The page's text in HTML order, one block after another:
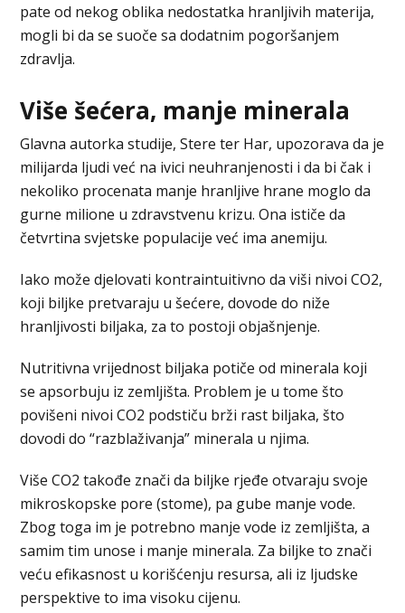
pate od nekog oblika nedostatka hranljivih materija,
mogli bi da se suoče sa dodatnim pogoršanjem
zdravlja.
Više šećera, manje minerala
Glavna autorka studije, Stere ter Har, upozorava da je
milijarda ljudi već na ivici neuhranjenosti i da bi čak i
nekoliko procenata manje hranljive hrane moglo da
gurne milione u zdravstvenu krizu. Ona ističe da
četvrtina svjetske populacije već ima anemiju.
Iako može djelovati kontraintuitivno da viši nivoi CO2,
koji biljke pretvaraju u šećere, dovode do niže
hranljivosti biljaka, za to postoji objašnjenje.
Nutritivna vrijednost biljaka potiče od minerala koji
se apsorbuju iz zemljišta. Problem je u tome što
povišeni nivoi CO2 podstiču brži rast biljaka, što
dovodi do “razblaživanja” minerala u njima.
Više CO2 takođe znači da biljke rjeđe otvaraju svoje
mikroskopske pore (stome), pa gube manje vode.
Zbog toga im je potrebno manje vode iz zemljišta, a
samim tim unose i manje minerala. Za biljke to znači
veću efikasnost u korišćenju resursa, ali iz ljudske
perspektive to ima visoku cijenu.